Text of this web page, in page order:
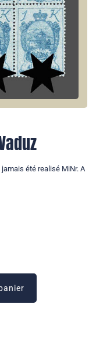
été realisé MiNr. A